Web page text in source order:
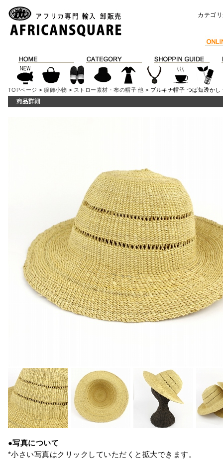
カテゴ
TOPページ > 服飾小物 > ストロー素材・布の帽子 他 > ブルキナ帽子 つば短透かし
●写真について
*小さい写真はクリックしていただくと拡大できます。